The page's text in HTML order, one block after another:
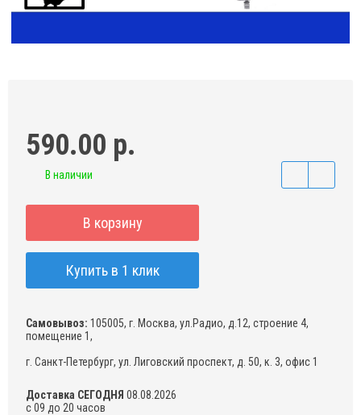
590.00 р.
В наличии
В корзину
Купить в 1 клик
Самовывоз: 105005, г. Москва, ул.Радио, д.12, строение 4,
помещение 1,
г. Санкт-Петербург, ул. Лиговский проспект, д. 50, к. 3, офис 1
Доставка СЕГОДНЯ 08.08.2026
с 09 до 20 часов